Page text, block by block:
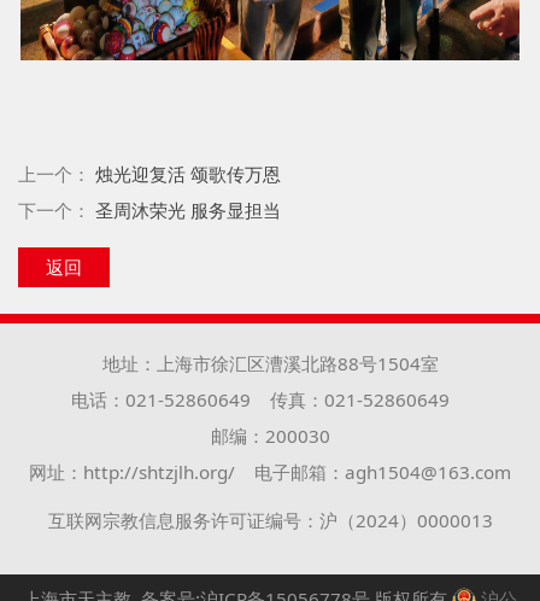
上一个：烛光迎复活 颂歌传万恩
下一个：圣周沐荣光 服务显担当
返回
地址：上海市徐汇区漕溪北路88号1504室
电话：021-52860649
传真：021-52860649
邮编：200030
网址：http://shtzjlh.org/
电子邮箱：agh1504@163.com
互联网宗教信息服务许可证编号：沪（2024）0000013